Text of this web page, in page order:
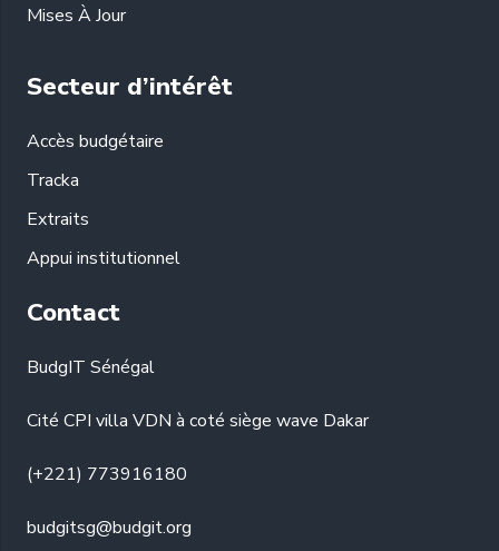
Mises À Jour
Secteur d’intérêt
Accès budgétaire
Tracka
Extraits
Appui institutionnel
Contact
BudgIT Sénégal
Cité CPI villa VDN à coté siège wave Dakar
(+221) 773916180
budgitsg@budgit.org